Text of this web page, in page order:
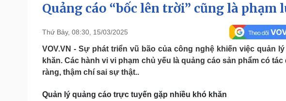
Tổ chức nhân sự
Quốc hội
Dự báo thời tiết
Giáo dục
Biển đảo
Cuộc sống đó
Hồ sơ
Pháp luật
Vụ án
Tư vấn luật
Quân sự - Quốc phòng
Phân tích
Thể thao
Quảng cáo “bốc lên trời” cũng là phạm
Thứ Bảy, 08:30, 15/03/2025
VOV.VN - Sự phát triển vũ bão của công nghệ khiến việc quản
khăn. Các hành vi vi phạm chủ yếu là quảng cáo sản phẩm có
ràng, thậm chí sai sự thật..
Quản lý quảng cáo trực tuyến gặp nhiều khó khăn